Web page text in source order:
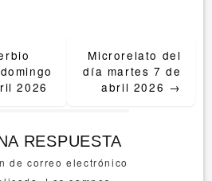
2026
Microrelato del
día martes 7 de
abril 2026 →
RESPUESTA
de correo electrónico